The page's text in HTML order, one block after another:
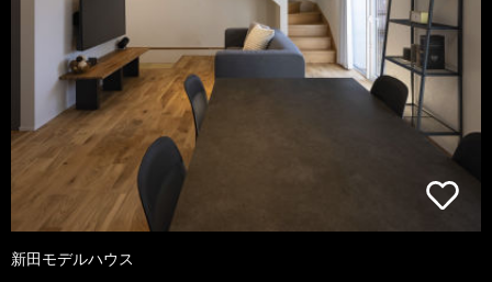
新田モデルハウス